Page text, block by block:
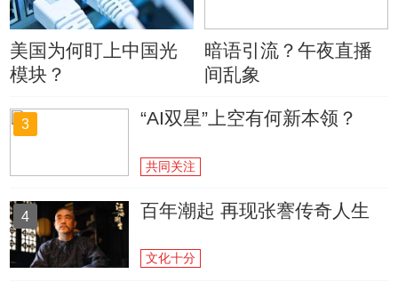
美国为何盯上中国光
模块？
暗语引流？午夜直播
间乱象
3 “AI双星”上空有何新本领？
共同关注
4 百年潮起 再现张謇传奇人生
文化十分